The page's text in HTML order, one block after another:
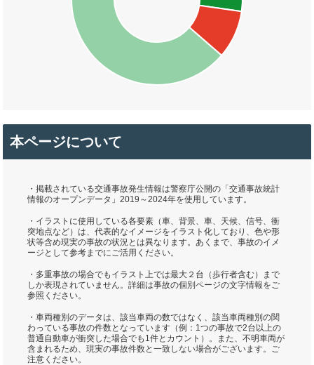
本ページについて
・掲載されている交通事故発生情報は警察庁公開の「交通事故統計
情報のオープンデータ」2019～2024年を使用しています。
・イラストに使用している各要素（車、背景、車、天候、信号、衝
突地点など）は、代表的なイメージをイラスト化しており、色や形
状等含め現実の事故の状況とは異なります。あくまで、事故のイメ
ージとして参考までにご活用ください。
・多重事故の場合でもイラスト上では最大２台（歩行者含む）まで
しか表現されていません。詳細は事故の個別ページの文字情報をご
参照ください。
・車両種別のデータは、該当車両の数ではなく、該当車両種別の関
わっている事故の件数となっています（例：1つの事故で2台以上の
普通自動車が衝突した場合でも1件とカウント）。また、不明車両が
含まれるため、現実の事故件数と一致しない場合がございます。ご
注意ください。